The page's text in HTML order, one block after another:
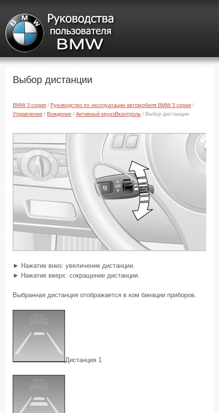
Выбор дистанции
BMW 3 серия / Руководство по эксплуатации автомобиля BMW 3 серии /
Управление / Вождение /Активный круизBконтроль / Выбор дистанции
► Нажатие вниз: увеличение дистанции.
► Нажатие вверх: сокращение дистанции.
Выбранная дистанция отображается в ком бинации приборов.
Дистанция 1